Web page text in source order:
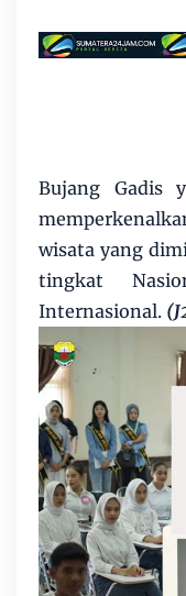
Bujang Gadis
wisata yang
tingkat
Internasional.